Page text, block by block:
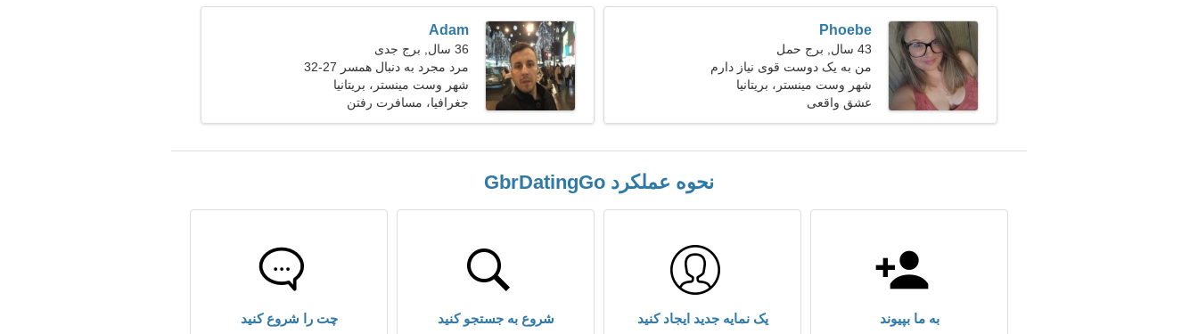
Phoebe
43 سال, برج حمل
من به یک دوست قوی نیاز دارم
شهر وست مینستر، بریتانیا
عشق واقعی
Adam
36 سال, برج جدی
مرد مجرد به دنبال همسر 27-32
شهر وست مینستر، بریتانیا
جغرافیا، مسافرت رفتن
نحوه عملکرد GbrDatingGo
به ما بپیوند یک نمایه جدید ایجاد کنید شروع به جستجو کنید چت را شروع کنید